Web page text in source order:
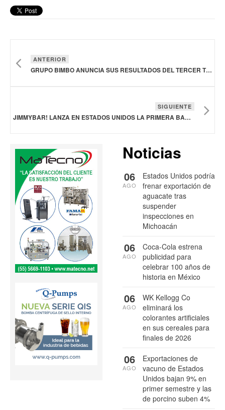
ANTERIOR
GRUPO BIMBO ANUNCIA SUS RESULTADOS DEL TERCER TRIMESTRE DE 2025
SIGUIENTE
JIMMYBAR! LANZA EN ESTADOS UNIDOS LA PRIMERA BARRA DE PROTEÍNA CON CREATINA
Noticias
Estados Unidos podría
frenar exportación de
aguacate tras
suspender
inspecciones en
Michoacán
06
AGO
Coca-Cola estrena
publicidad para
celebrar 100 años de
historia en México
06
AGO
WK Kellogg Co
eliminará los
colorantes artificiales
en sus cereales para
finales de 2026
06
AGO
Exportaciones de
vacuno de Estados
Unidos bajan 9% en
primer semestre y las
de porcino suben 4%
06
AGO